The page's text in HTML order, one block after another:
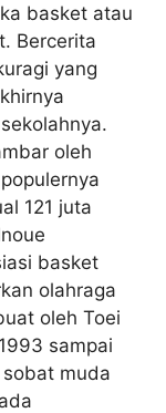
basket atau
Bercerita
yang
oleh
121 juta
basket
olahraga
oleh Toei
sampai
muda